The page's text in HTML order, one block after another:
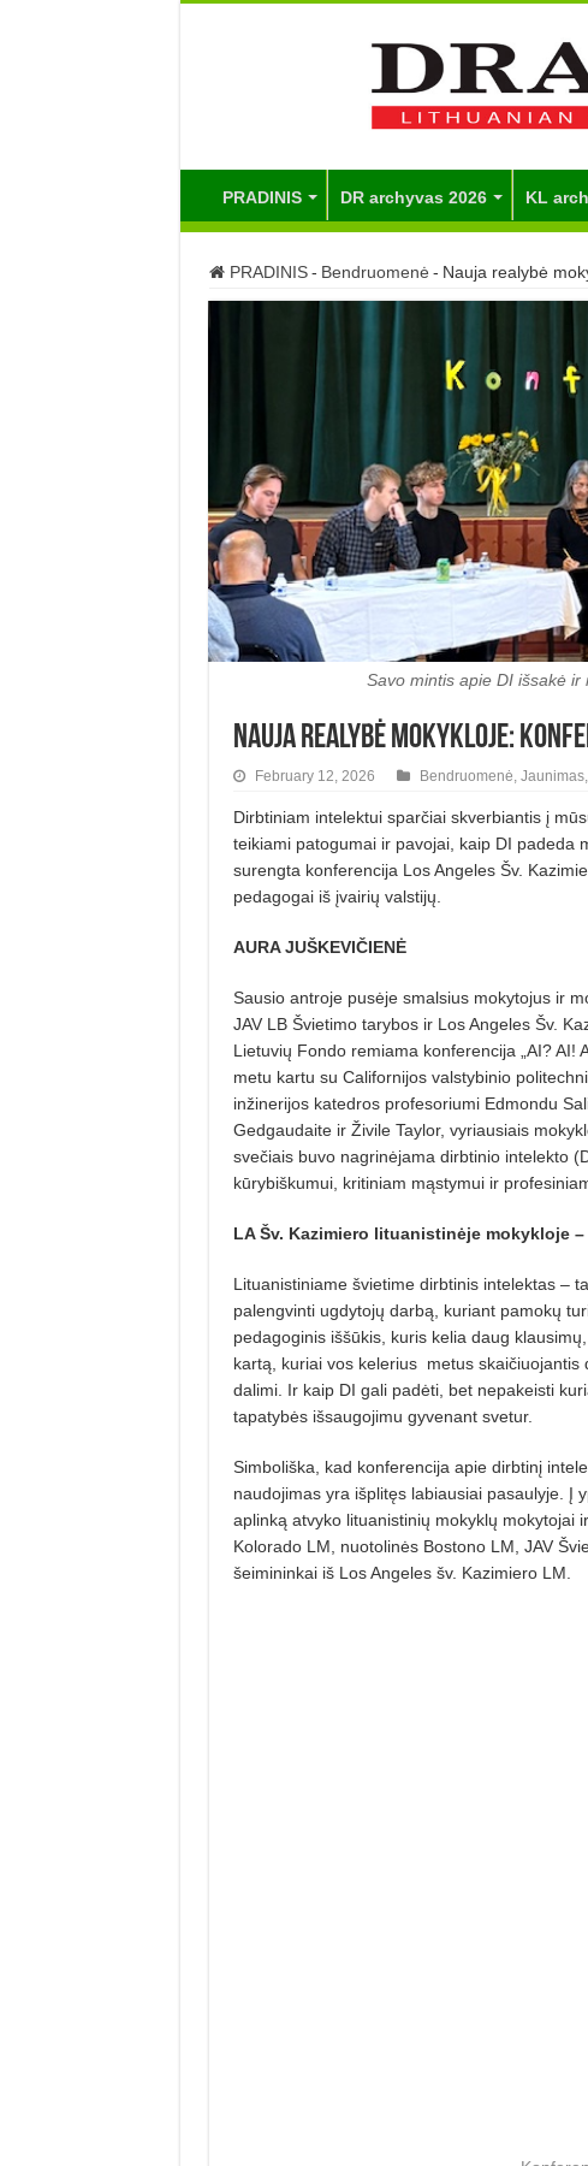
PRADINIS DR archyvas 2026 KL
PRADINIS - Bendruomenė - Nauja realybė
Savo mintis apie DI išsakė
Nauja realybė mokykloje:
February 12, 2026 Bendruomenė Jaunimas,
Dirbtiniam intelektui sparčiai skverbiantis į
teikiami patogumai ir pavojai, kaip DI padeda
surengta konferencija Los Angeles Šv.
pedagogai iš įvairių valstijų.
AURA JUŠKEVIČIENĖ
Sausio antroje pusėje smalsius mokytojus ir
JAV LB Švietimo tarybos ir Los Angeles Šv.
Lietuvių Fondo remiama konferencija „AI?
metu kartu su Californijos valstybinio
inžinerijos katedros profesoriumi Edmondu
Gedgaudaite ir Živile Taylor, vyriausiais
svečiais buvo nagrinėjama dirbtinio intelekto
kūrybiškumui, kritiniam mąstymui ir
LA Šv. Kazimiero lituanistinėje mokykloje
Lituanistiniame švietime dirbtinis intelektas –
palengvinti ugdytojų darbą, kuriant pamokų
pedagoginis iššūkis, kuris kelia daug
kartą, kuriai vos kelerius metus
dalimi. Ir kaip DI gali padėti, bet nepakeisti
tapatybės išsaugojimu gyvenant svetur.
Simboliška, kad konferencija apie dirbtinį
naudojimas yra išplitęs labiausiai pasaulyje. Į
aplinką atvyko lituanistinių mokyklų mokytojai
Kolorado LM, nuotolinės Bostono LM, JAV
šeimininkai iš Los Angeles šv. Kazimiero LM.